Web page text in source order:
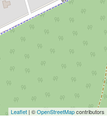
Leaflet | ©OpenStreetMapcontributors